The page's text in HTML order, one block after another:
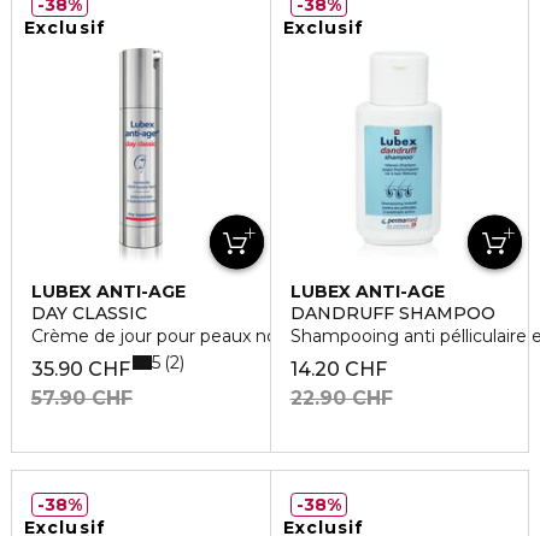
Exclusif
LUBEX ANTI-AGE
DAY CLASSIC
Crème de jour pour peaux normales à légèrement sèches
35.90 CHF
57.90 CHF
5 2
38%
Exclusif
LUBEX ANTI-AGE
DANDRUFF SHAMPOO
Shampooing anti pélliculaire
14.20 CHF
22.90 CHF
38%
Exclusif
38%
Exclusif
38%